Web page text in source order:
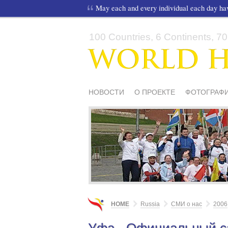
May each and every individual each day
100 Countries, 6 Continents,
НОВОСТИ О ПРОЕКТЕ
СМИ О НАС
ШКОЛЫ И ДЕТИ
HOME Russia СМИ о нас 2006